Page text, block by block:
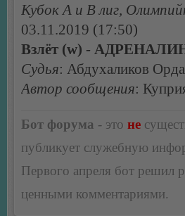
Кубок А и В лиг,
03.11.2019 (17:50)
Взлёт (w) -
Судья: Абдухаликов
Автор сообщения:
Бот форума - это не
публикует служебную
Первого апреля бот решил
ценными комментариями.